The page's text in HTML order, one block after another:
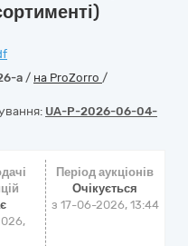
a / на ProZorro /
UA-P-2026-06-04-
Період аукціонів
Очікується
з 17-06-2026, 13:44